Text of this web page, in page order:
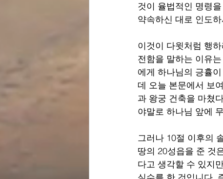
것이 율법적인 명령
약속하신 대로 인도
이것이 다윗처럼 행
전함을 말하는 이유
에게 하나님의 긍휼
데 오늘 본문에서 보
과 왕궁 건축을 마쳤
야말로 하나님 앞에
그러나 10절 이후의
땅의 20성읍을 준 것
다고 생각할 수 있지